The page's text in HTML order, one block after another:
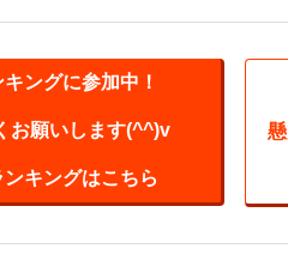
ングに参加中！
お願いします(^^)v
キングはこちら